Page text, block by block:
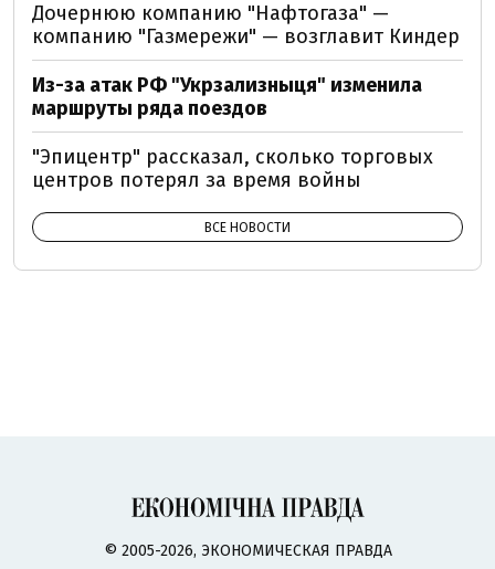
Дочернюю компанию "Нафтогаза" —
компанию "Газмережи" — возглавит Киндер
Из-за атак РФ "Укрзализныця" изменила
маршруты ряда поездов
"Эпицентр" рассказал, сколько торговых
центров потерял за время войны
ВСЕ НОВОСТИ
© 2005-2026, ЭКОНОМИЧЕСКАЯ ПРАВДА